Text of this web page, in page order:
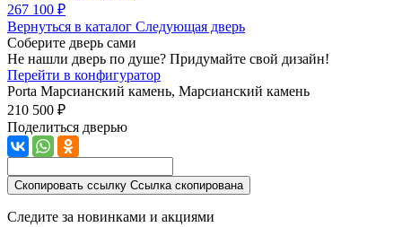
267 100 ₽
Вернуться в каталог Следующая дверь
Соберите дверь сами
Не нашли дверь по душе? Придумайте свой дизайн!
Перейти в конфигуратор
Porta Марсианский камень, Марсианский камень
210 500 ₽
Поделиться дверью
Скопировать ссылку Ссылка скопирована
Следите за новинками и акциями